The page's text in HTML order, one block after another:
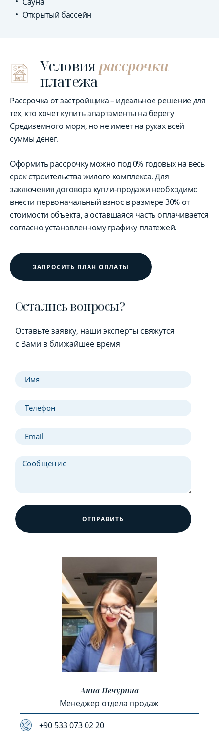
Открытый бассейн
Условиярассрочки
платежа
Рассрочка от застройщика – идеальное решение для
тех, кто хочет купить апартаменты на берегу
Средиземного моря, но не имеет на руках всей
суммы денег.
Оформить рассрочку можно под 0% годовых на весь
срок строительства жилого комплекса. Для
заключения договора купли-продажи необходимо
внести первоначальный взнос в размере 30% от
стоимости объекта, а оставшаяся часть оплачивается
согласно установленному графику платежей.
ЗАПРОСИТЬ ПЛАН ОПЛАТЫ
Остались вопросы?
Оставьте заявку, наши эксперты свяжутся
с Вами в ближайшее время
ОТПРАВИТЬ
Анна Печурина
Менеджер отдела продаж
+90 533 073 02 20